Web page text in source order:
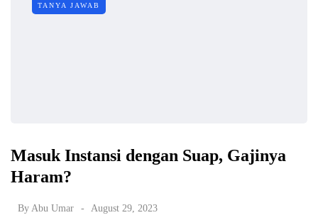
TANYA JAWAB
Masuk Instansi dengan Suap, Gajinya
Haram?
By Abu Umar August 29, 2023